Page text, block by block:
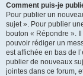
Comment puis-je
Pour publier un
sujet ». Pour publier
bouton « Répondre ».
pouvoir rédiger un
est affichée en bas de
publier de nouveaux
jointes dans ce forum,